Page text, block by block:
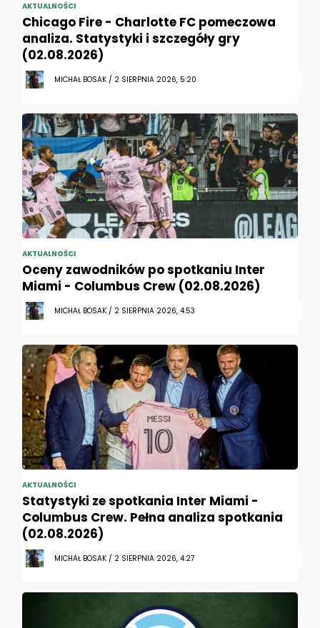
AKTUALNOŚCI
Chicago Fire - Charlotte FC pomeczowa
analiza. Statystyki i szczegóły gry
(02.08.2026)
MICHAŁ BOSAK / 2 SIERPNIA 2026, 5:20
AKTUALNOŚCI
Oceny zawodników po spotkaniu Inter
Miami - Columbus Crew (02.08.2026)
MICHAŁ BOSAK / 2 SIERPNIA 2026, 4:53
AKTUALNOŚCI
Statystyki ze spotkania Inter Miami -
Columbus Crew. Pełna analiza spotkania
(02.08.2026)
MICHAŁ BOSAK / 2 SIERPNIA 2026, 4:27